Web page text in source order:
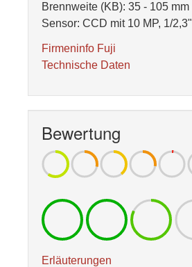
Brennweite (KB): 35 - 105 mm
Sensor: CCD mit 10 MP, 1/2,3"
Firmeninfo Fuji
Technische Daten
Bewertung
Erläuterungen